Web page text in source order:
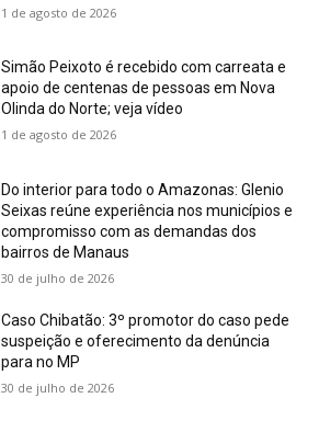
1 de agosto de 2026
Simão Peixoto é recebido com carreata e
apoio de centenas de pessoas em Nova
Olinda do Norte; veja vídeo
1 de agosto de 2026
Do interior para todo o Amazonas: Glenio
Seixas reúne experiência nos municípios e
compromisso com as demandas dos
bairros de Manaus
30 de julho de 2026
Caso Chibatão: 3º promotor do caso pede
suspeição e oferecimento da denúncia
para no MP
30 de julho de 2026